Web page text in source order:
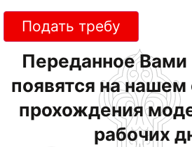
Подать требу
Переданное Вами
появятся на нашем
прохождения
рабочих